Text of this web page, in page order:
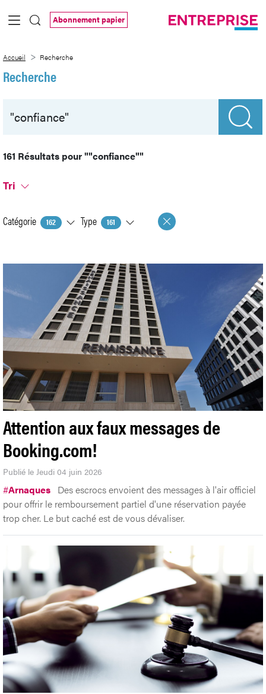
Saut au contenu principal
Abonnement papier
Accueil Recherche
Recherche
161 Résultats pour""confiance""
Tri
Catégorie 162 Type 161
Attention aux faux messages de
Booking.com!
Publié le Jeudi 04 juin 2026
#Arnaques Des escrocs envoient des messages à l'air officiel
pour offrir le remboursement partiel d'une réservation payée
trop cher. Le but caché est de vous dévaliser.